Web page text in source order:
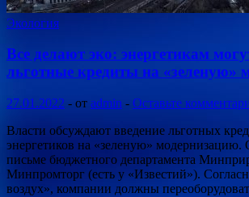
Экология
Все делают эко: энергетикам
льготные кредиты на «зеленую»
27.01.2022 - от admin - Оставьте
Власти обсуждают введение льготных
энергетиков на «зеленую» модернизацию.
письме бюджетного департамента
Минпромторг (есть у «Известий»).
воздух», компании должны